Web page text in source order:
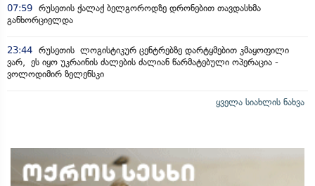
07:59 რუსეთის ქალაქ ბელგოროდზე დრონებით თავდასხმა
განხორციელდა
23:44 რუსეთის ლოგისტიკურ ცენტრებზე დარტყმებით კმაყოფილი
ვარ, ეს იყო უკრაინის ძალების ძალიან წარმატებული ოპერაცია -
ვოლოდიმირ ზელენსკი
ყველა სიახლის ნახვა